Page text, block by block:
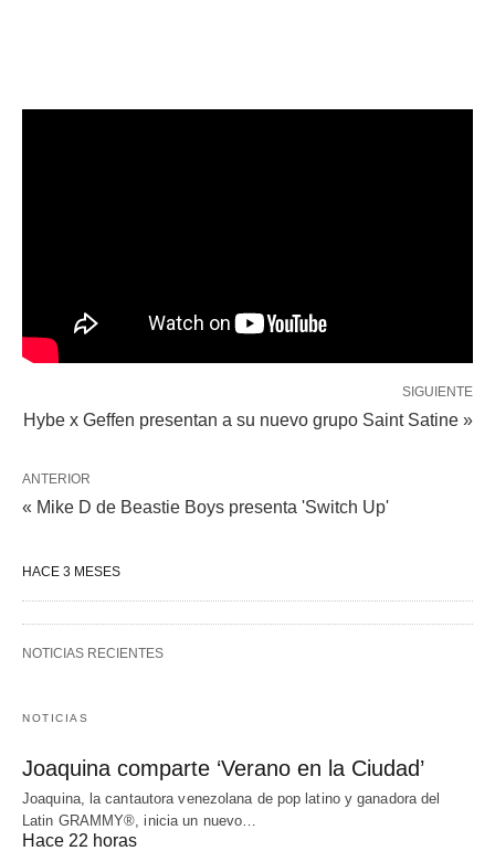
SIGUIENTE
Hybe x Geffen presentan a su nuevo grupo Saint Satine »
ANTERIOR
« Mike D de Beastie Boys presenta 'Switch Up'
HACE 3 MESES
NOTICIAS RECIENTES
NOTICIAS
Joaquina comparte ‘Verano en la Ciudad’
Joaquina, la cantautora venezolana de pop latino y ganadora del
Latin GRAMMY®, inicia un nuevo…
Hace 22 horas